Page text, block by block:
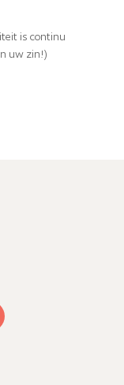
is continu
uw zin!)